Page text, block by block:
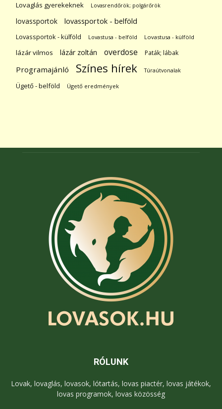
Lovaglás gyerekeknek Lovasrendőrök; polgárőrök
lovassportok lovassportok - belföld
Lovassportok - külföld Lovastusa - belföld Lovastusa - külföld
lázár vilmos lázár zoltán overdose Paták; lábak
Programajánló Színes hírek Túraútvonalak
Ügető - belföld Ügető eredmények
RÓLUNK
Lovak, lovaglás, lovasok, lótartás, lovas piactér, lovas játékok,
lovas programok, lovas közösség